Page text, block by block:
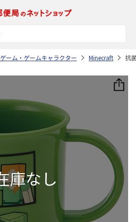
ゲーム・ゲームキャラクター Minecraft 抗